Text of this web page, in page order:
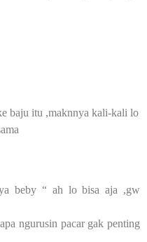
baju itu ,maknnya kali-kali lo
beby “ ah lo bisa aja ,gw
ngurusin pacar gak penting